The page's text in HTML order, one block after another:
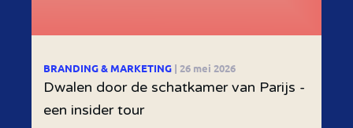
BRANDING & MARKETING | 26 mei 2026
Dwalen door de schatkamer van Parijs -
een insider tour